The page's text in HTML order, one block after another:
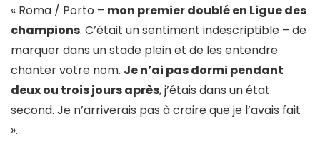
« Roma / Porto – mon premier doublé en Ligue des
champions. C’était un sentiment indescriptible – de
marquer dans un stade plein et de les entendre
chanter votre nom. Je n’ai pas dormi pendant
deux ou trois jours après, j’étais dans un état
second. Je n’arriverais pas à croire que je l’avais fait
».